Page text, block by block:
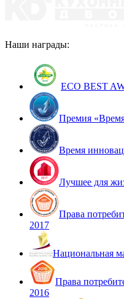
Наши награды:
ECO BEST
Премия
Время
Лучшее для
Права
2017
Национальная
Права
2016